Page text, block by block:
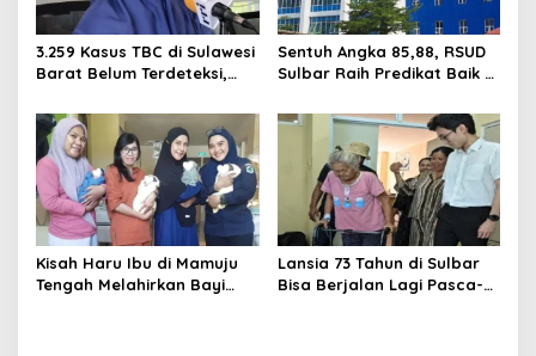
3.259 Kasus TBC di Sulawesi
Barat Belum Terdeteksi,
Nyata
Sentuh Angka 85,88, RSUD
Sulbar Raih Predikat Baik di
Duka
Kisah Haru Ibu di Mamuju
Tengah Melahirkan Bayi
Lansia 73 Tahun di Sulbar
Bisa Berjalan Lagi Pasca-